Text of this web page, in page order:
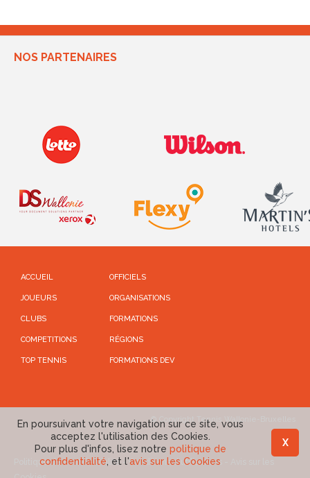
NOS PARTENAIRES
ACCUEIL
JOUEURS
CLUBS
COMPETITIONS
TOP TENNIS
OFFICIELS
ORGANISATIONS
FORMATIONS
RÉGIONS
FORMATIONS DEV
© Copyright Tennis Wallonie-Bruxelles
Politique de confidentialité-Conditions d'utilisations
X
En poursuivant votre navigation sur ce site, vous
acceptez l'utilisation des Cookies.
Pour plus d'infos, lisez notre politique de
confidentialité , et l'avis sur les Cookies